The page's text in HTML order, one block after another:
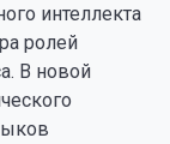
интеллекта
ролей
В новой